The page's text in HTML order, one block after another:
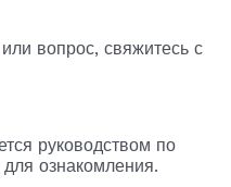
вопрос, свяжитесь с
руководством по
ознакомления.